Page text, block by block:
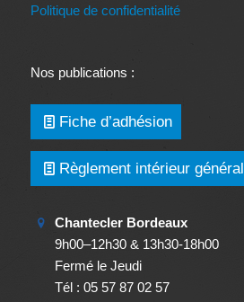
Politique de confidentialité
Nos publications :
Fiche d’adhésion
Règlement intérieur général
Chantecler Bordeaux
9h00–12h30 & 13h30-18h00
Fermé le Jeudi
Tél : 05 57 87 02 57